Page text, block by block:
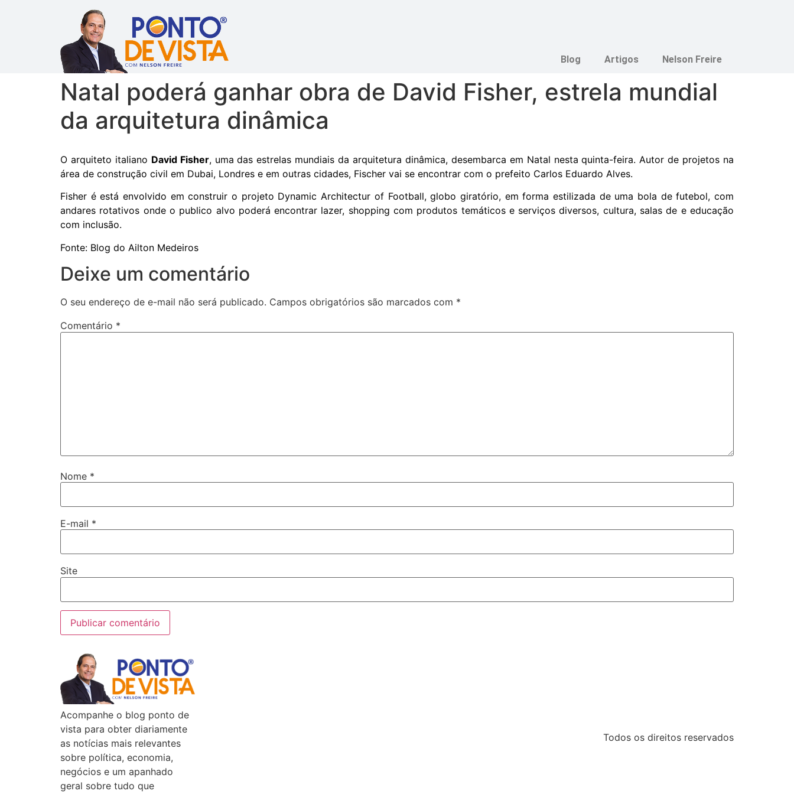
Blog Artigos Nelson Freire
Natal poderá ganhar obra de David Fisher, estrela mundial
da arquitetura dinâmica
O arquiteto italiano David Fisher, uma das estrelas mundiais da arquitetura dinâmica, desembarca em Natal nesta quinta-feira.Autor de projetos na
área de construção civil em Dubai, Londres e em outras cidades, Fischer vai se encontrar com o prefeito Carlos Eduardo Alves.
Fisher é está envolvido em construir o projeto Dynamic Architectur of Football, globo giratório, em forma estilizada de uma bola de futebol, com
andares rotativos onde o publico alvo poderá encontrar lazer, shopping com produtos temáticos e serviços diversos, cultura, salas de e educação
com inclusão.
Fonte: Blog do Ailton Medeiros
Deixe um comentário
O seu endereço de e-mail não será publicado. Campos obrigatórios são marcados com *
Comentário *
Nome *
E-mail *
Site
Acompanhe o blog ponto de
vista para obter diariamente
as notícias mais relevantes
sobre política, economia,
negócios e um apanhado
geral sobre tudo que
Todos os direitos reservados